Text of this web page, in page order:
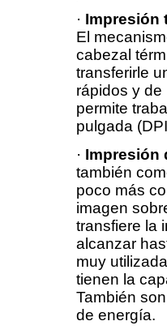
· Impresión
El
cabezal
transferirle
rápidos y
permite
pulgada
· Impresión
también
poco más
imagen
transfiere la
alcanzar
muy
tienen la
También
de energía.